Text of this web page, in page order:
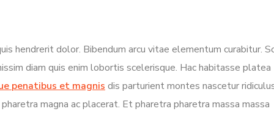
hendrerit dolor. Bibendum arcu vitae elementum curabitur.
diam quis enim lobortis scelerisque. Hac habitasse platea
penatibus et magnis dis parturient montes nascetur
magna ac placerat. Et pharetra pharetra massa massa